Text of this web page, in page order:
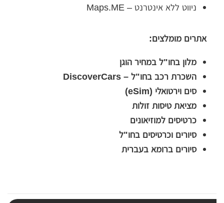
ניווט ללא אינטרנט – Maps.ME
אתרים מומלצים:
מלון בחו"ל במחיר הוגן
השכרת רכב בחו"ל – DiscoverCars
סים וירטואלי (eSim)
מציאת טיסות זולות
כרטיסים למוזיאונים
סיורים וכרטיסים בחו"ל
סיורים ברומא בעברית